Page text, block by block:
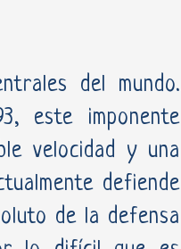
del mundo.
este imponente
velocidad y una
defiende
de la defensa